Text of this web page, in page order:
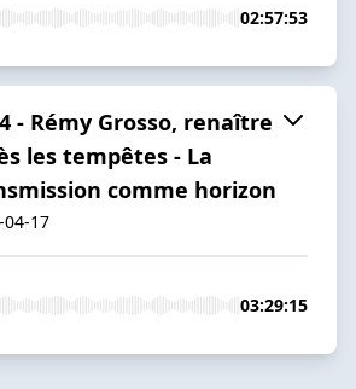
02:57:53
- Rémy Grosso, renaître
les tempêtes - La
comme horizon
04-17
03:29:15